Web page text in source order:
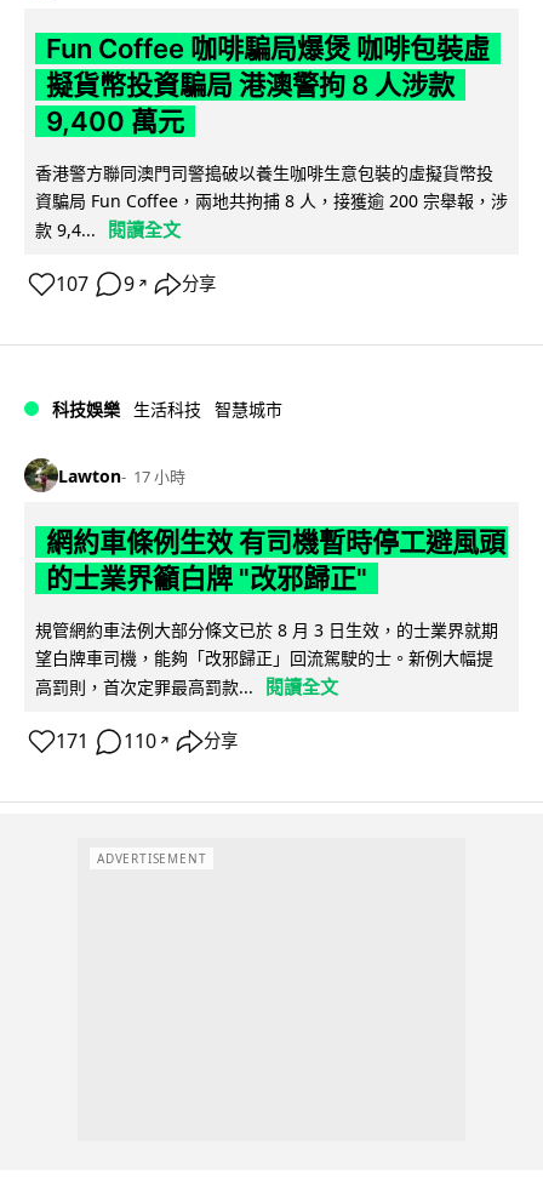
Fun Coffee 咖啡騙局爆煲 咖啡包裝虛
擬貨幣投資騙局 港澳警拘 8 人涉款
9,400 萬元
香港警方聯同澳門司警搗破以養生咖啡生意包裝的虛擬貨幣投
資騙局 Fun Coffee，兩地共拘捕 8 人，接獲逾 200 宗舉報，涉
款 9,4...
閱讀全文
107 9 ↗ 分享
科技娛樂 生活科技 智慧城市
Lawton 17 小時
網約車條例生效 有司機暫時停工避風頭
的士業界籲白牌 "改邪歸正"
規管網約車法例大部分條文已於 8 月 3 日生效，的士業界就期
望白牌車司機，能夠「改邪歸正」回流駕駛的士。新例大幅提
高罰則，首次定罪最高罰款...
閱讀全文
171 110 ↗ 分享
ADVERTISEMENT